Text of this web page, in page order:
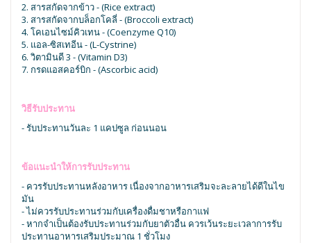
2. สารสกัดจากข้าว - (Rice extract)
3. สารสกัดจากบล็อกโคลี่ - (Broccoli extract)
4. โคเอนไซม์คิวเทน - (Coenzyme Q10)
5. แอล-ซิสเทอีน - (L-Cystrine)
6. วิตามินดี 3 - (Vitamin D3)
7. กรดแอสคอร์บิก - (Ascorbic acid)
วิธีรับประทาน
- รับประทานวันละ 1 แคปซูล ก่อนนอน
ข้อแนะนำให้การรับประทาน
- ควรรับประทานหลังอาหาร เนื่องจากอาหารเสริมจะละลายได้ดีในไข
มัน
- ไม่ควรรับประทานร่วมกับเครื่องดื่มชาหรือกาแฟ
- หากจำเป็นต้องรับประทานร่วมกับยาตัวอื่น ควรเว้นระยะเวลาการรับ
ประทานอาหารเสริมประมาณ 1 ชั่วโมง